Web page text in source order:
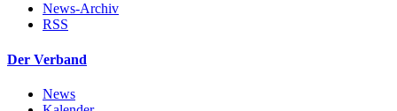
News-Archiv
RSS
Der Verband
News